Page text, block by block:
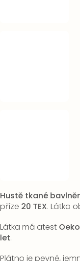
Hustě tkané
příze 20 TEX. Látka
Látka má atest
let.
Plátno je pevné,